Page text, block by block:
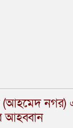
(আহমেদ নগর)
আহব্বান